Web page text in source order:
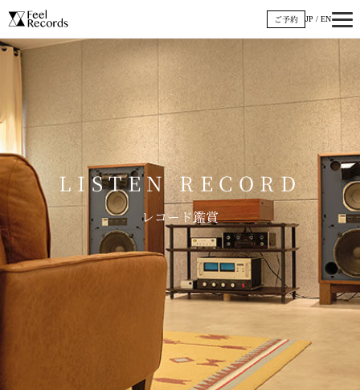
内
容
を
ッ
ご予約 JP / EN
LISTEN RECORD
レコード鑑賞